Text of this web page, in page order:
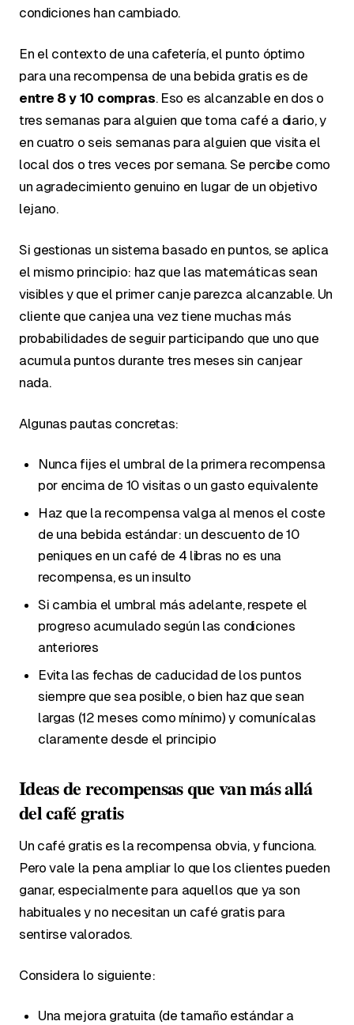
condiciones han cambiado.
En el contexto de una cafetería, el punto óptimo
para una recompensa de una bebida gratis es de
entre 8 y 10 compras. Eso es alcanzable en dos o
tres semanas para alguien que toma café a diario, y
en cuatro o seis semanas para alguien que visita el
local dos o tres veces por semana. Se percibe como
un agradecimiento genuino en lugar de un objetivo
lejano.
Si gestionas un sistema basado en puntos, se aplica
el mismo principio: haz que las matemáticas sean
visibles y que el primer canje parezca alcanzable. Un
cliente que canjea una vez tiene muchas más
probabilidades de seguir participando que uno que
acumula puntos durante tres meses sin canjear
nada.
Algunas pautas concretas:
Nunca fijes el umbral de la primera recompensa
por encima de 10 visitas o un gasto equivalente
Haz que la recompensa valga al menos el coste
de una bebida estándar: un descuento de 10
peniques en un café de 4 libras no es una
recompensa, es un insulto
Si cambia el umbral más adelante, respete el
progreso acumulado según las condiciones
anteriores
Evita las fechas de caducidad de los puntos
siempre que sea posible, o bien haz que sean
largas (12 meses como mínimo) y comunícalas
claramente desde el principio
Ideas de recompensas que van más allá
del café gratis
Un café gratis es la recompensa obvia, y funciona.
Pero vale la pena ampliar lo que los clientes pueden
ganar, especialmente para aquellos que ya son
habituales y no necesitan un café gratis para
sentirse valorados.
Considera lo siguiente:
Una mejora gratuita (de tamaño estándar a